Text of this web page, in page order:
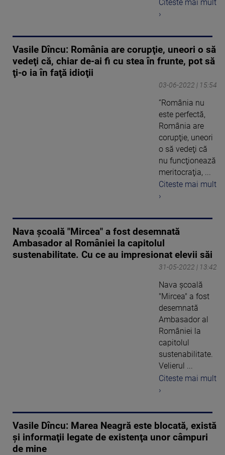
Citeste mai mult
›
Vasile Dîncu: România are corupţie, uneori o să
vedeţi că, chiar de-ai fi cu stea în frunte, pot să
ţi-o ia în faţă idioţii
03-06-2022 | 15:54
”România nu
este perfectă,
România are
corupţie, uneori
o să vedeţi că
nu funcţionează
meritocraţia, ...
Citeste mai mult
›
Nava școală "Mircea" a fost desemnată
Ambasador al României la capitolul
sustenabilitate. Cu ce au impresionat elevii săi
31-05-2022 | 13:42
Nava școală
"Mircea" a fost
desemnată
Ambasador al
României la
capitolul
sustenabilitate.
Velierul ...
Citeste mai mult
›
Vasile Dîncu: Marea Neagră este blocată, există
şi informaţii legate de existenţa unor câmpuri
de mine